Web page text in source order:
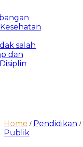
Home / Pendidikan /
Publik